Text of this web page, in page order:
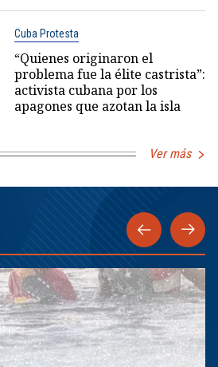
Cuba Protesta
“Quienes originaron el
problema fue la élite castrista”:
activista cubana por los
apagones que azotan la isla
Ver más